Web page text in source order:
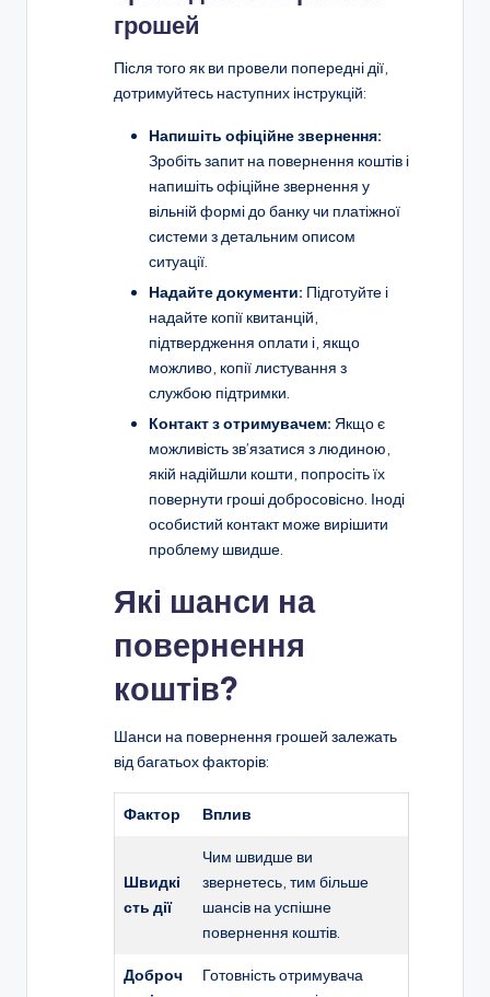
грошей
Після того як ви провели попередні дії,
дотримуйтесь наступних інструкцій:
Напишіть офіційне звернення:
Зробіть запит на повернення коштів і
напишіть офіційне звернення у
вільній формі до банку чи платіжної
системи з детальним описом
ситуації.
Надайте документи: Підготуйте і
надайте копії квитанцій,
підтвердження оплати і, якщо
можливо, копії листування з
службою підтримки.
Контакт з отримувачем: Якщо є
можливість зв’язатися з людиною,
якій надійшли кошти, попросіть їх
повернути гроші добросовісно. Іноді
особистий контакт може вирішити
проблему швидше.
Які шанси на
повернення
коштів?
Шанси на повернення грошей залежать
від багатьох факторів:
Фактор Вплив
Швидкі
сть дії
Чим швидше ви
звернетесь, тим більше
шансів на успішне
повернення коштів.
Доброч
Готовність отримувача